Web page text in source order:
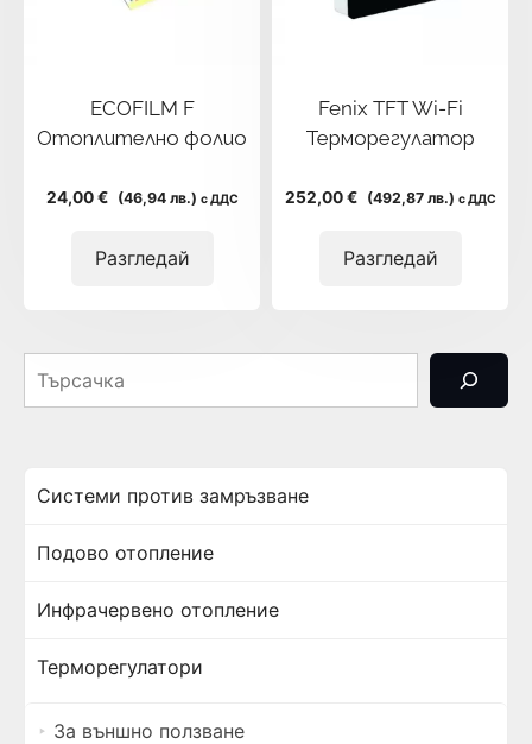
ECOFILM F
Отоплително фолио
24,00 € (46,94 лв.) с ДДС
Разгледай
Fenix TFT Wi-Fi
Терморегулатор
252,00 € (492,87 лв.) с ДДС
Разгледай
Системи против замръзване
Подово отопление
Инфрачервено отопление
Терморегулатори
За външно ползване